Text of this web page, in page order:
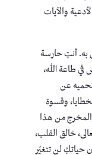
والآيات
به. أنتِ حارسة
طاعة الله،
عن
وقسوة
من هذا
خالق القلب،
حياتكِ لن تتغيّر